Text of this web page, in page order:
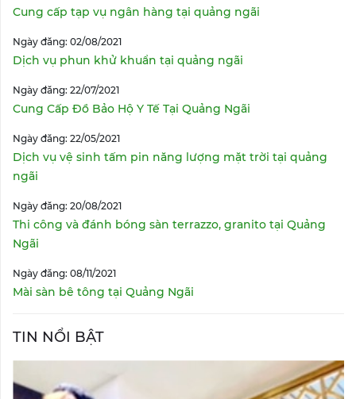
Cung cấp tạp vụ ngân hàng tại quảng ngãi
Ngày đăng: 02/08/2021
Dịch vụ phun khử khuẩn tại quảng ngãi
Ngày đăng: 22/07/2021
Cung Cấp Đồ Bảo Hộ Y Tế Tại Quảng Ngãi
Ngày đăng: 22/05/2021
Dịch vụ vệ sinh tấm pin năng lượng mặt trời tại quảng
ngãi
Ngày đăng: 20/08/2021
Thi công và đánh bóng sàn terrazzo, granito tại Quảng
Ngãi
Ngày đăng: 08/11/2021
Mài sàn bê tông tại Quảng Ngãi
TIN NỔI BẬT